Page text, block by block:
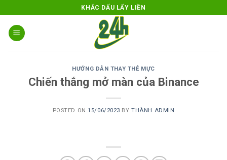
to
content
KHẮC DẤU LẤY LIỀN
HƯỚNG DẪN THAY THẺ MỰC
Chiến thắng mở màn của Binance
POSTED ON15/06/2023 BYTHÀNH ADMIN